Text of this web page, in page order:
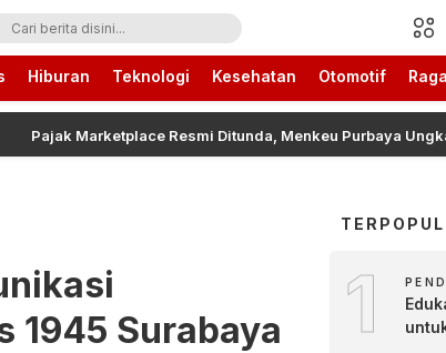
Hiburan Teknologi Kesehatan Otomotif
Marketplace Resmi Ditunda, Menkeu Purbaya Ungkap
1945 Surabaya
1